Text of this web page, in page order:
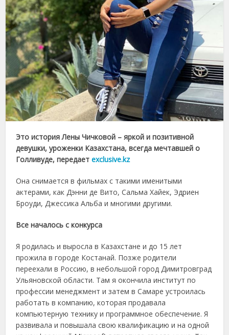
Это история Лены Чичковой – яркой и позитивной
девушки, уроженки Казахстана, всегда мечтавшей о
Голливуде, передаетexclusive.kz
Она снимается в фильмах с такими именитыми
актерами, как Дэнни де Вито, Сальма Хайек, Эдриен
Броуди, Джессика Альба и многими другими.
Все началось с конкурса
Я родилась и выросла в Казахстане и до 15 лет
прожила в городе Костанай. Позже родители
переехали в Россию, в небольшой город Димитровград
Ульяновской области. Там я окончила институт по
профессии менеджмент и затем в Самаре устроилась
работать в компанию, которая продавала
компьютерную технику и программное обеспечение. Я
развивала и повышала свою квалификацию и на одной